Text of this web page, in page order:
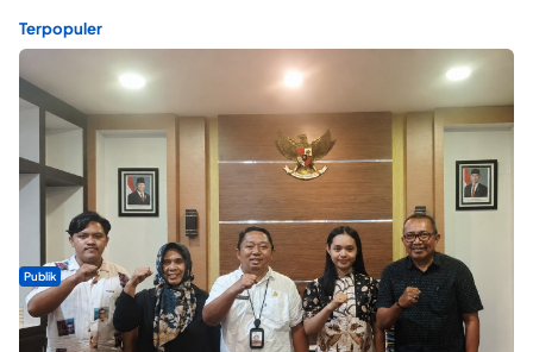
Terpopuler
Publik
Dua Talenta Muda Ternate Wakili Maluku Utara di Gita Bahana
Nusantara 2026